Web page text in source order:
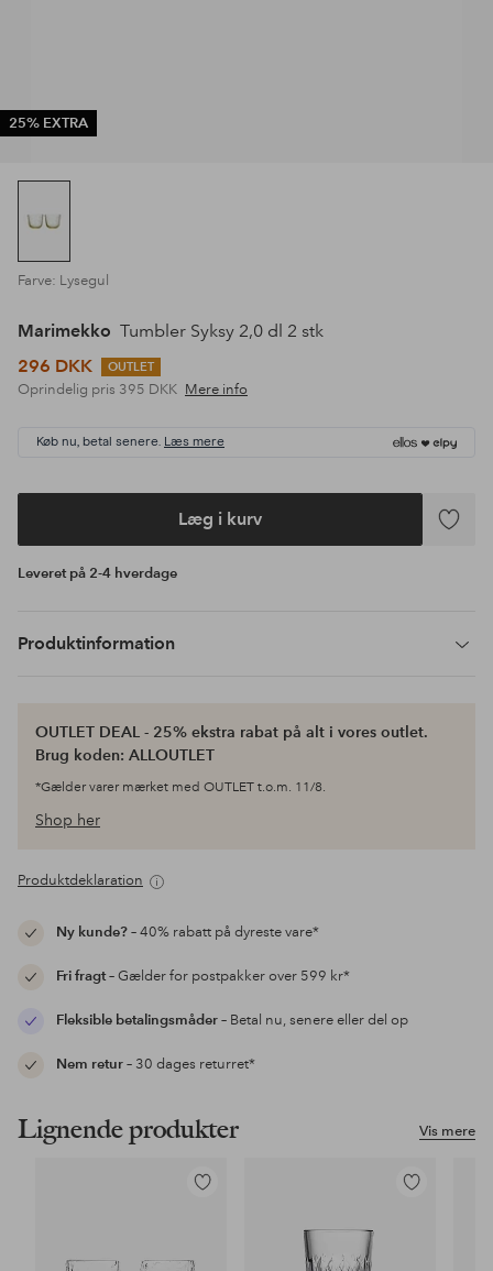
25% EXTRA
Farve: Lysegul
Marimekko Tumbler Syksy 2,0 dl 2 stk
296 DKK
OUTLET
Oprindelig pris 395 DKK Mere info
Køb nu, betal senere. Læs mere
Læg i kurv
Tilføj
Leveret på 2-4 hverdage
Produktinformation
OUTLET DEAL - 25% ekstra rabat på alt i vores outlet.
Brug koden: ALLOUTLET
*Gælder varer mærket med OUTLET t.o.m. 11/8.
Shop her
Produktdeklaration
Ny kunde?– 40% rabatt på dyreste vare*
Fri fragt– Gælder for postpakker over 599 kr*
Fleksible betalingsmåder– Betal nu, senere eller del op
Nem retur– 30 dages returret*
Vis mere
Lignende produkter
Tilføj
Tilføj